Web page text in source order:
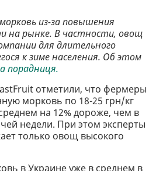
из-за повышения
на рынке. В частности, овощ
для длительного
к зиме населения. Об этом
порадниця.
отметили, что фермеры
морковь по 18-25 грн/кг
на 12% дороже, чем в
недели. При этом эксперты
только овощ высокого
в Украине уже в среднем в